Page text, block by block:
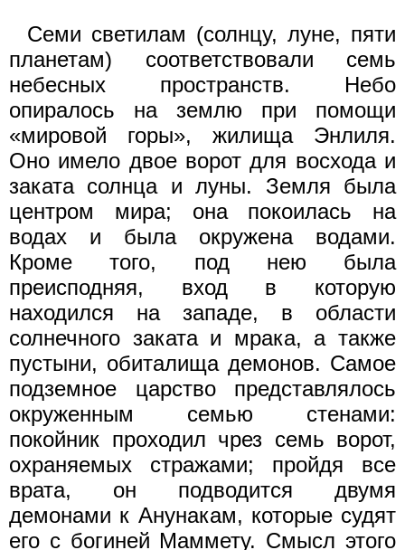
Семи светилам (солнцу, луне, пяти
планетам) соответствовали семь
небесных пространств. Небо
опиралось на землю при помощи
«мировой горы», жилища Энлиля.
Оно имело двое ворот для восхода и
заката солнца и луны. Земля была
центром мира; она покоилась на
водах и была окружена водами.
Кроме того, под нею была
преисподняя, вход в которую
находился на западе, в области
солнечного заката и мрака, а также
пустыни, обиталища демонов. Самое
подземное царство представлялось
окруженным семью стенами:
покойник проходил чрез семь ворот,
охраняемых стражами; пройдя все
врата, он подводится двумя
демонами к Анунакам, которые судят
его с богиней Маммету. Смысл этого